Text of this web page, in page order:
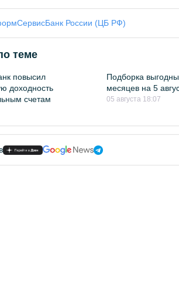
Банк России (ЦБ РФ)
теме
повысил
доходность
счетам
Подборка
месяцев на 5
05 августа 18:07